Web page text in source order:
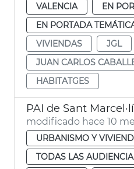
VALENCIA
EN
EN PORTADA
VIVIENDAS
JGL
JUAN CARLOS
HABITATGES
PAI de Sant
modificado hace 10
URBANISMO Y
TODAS LAS